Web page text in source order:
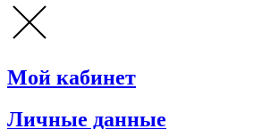
Мой кабинет
Личные данные